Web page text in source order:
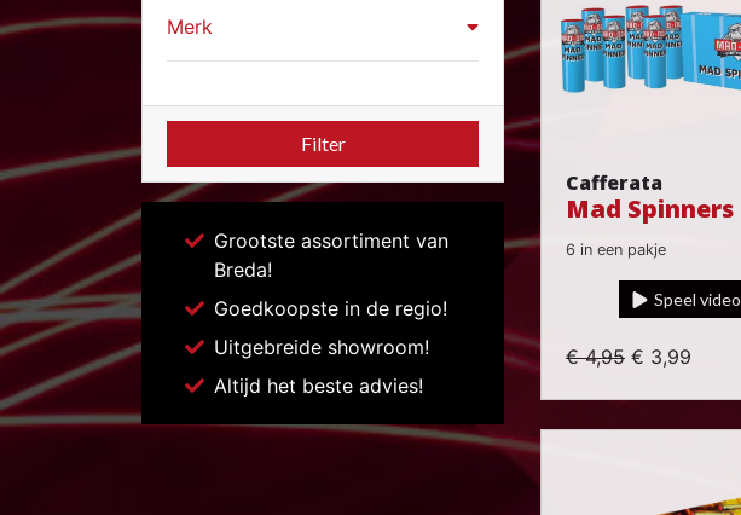
Merk
Filter
Grootste assortiment van
Breda!
Goedkoopste in de regio!
Uitgebreide showroom!
Altijd het beste advies!
Cafferata
Mad Spinners
6 in een pakje
Speel video
€ 4,95 € 3,99